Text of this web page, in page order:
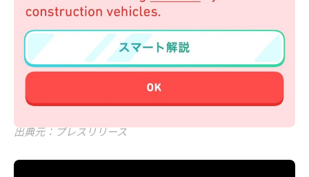
出典元：プレスリリース